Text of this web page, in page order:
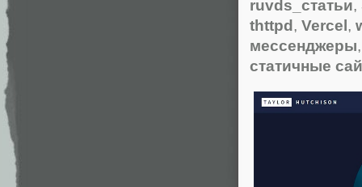
ruvds_статьи,
thttpd, Vercel,
мессенджеры
статичные